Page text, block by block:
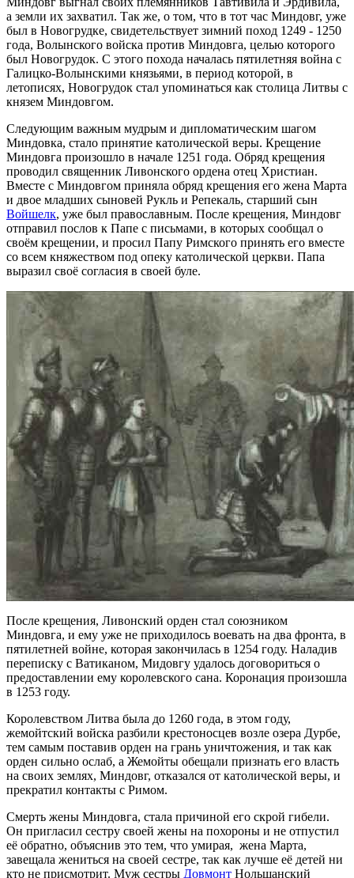
а земли их захватил. Так же, о том, что в тот час Миндовг, уже
был в Новогрудке, свидетельствует зимний поход 1249 - 1250
года, Волынского войска против Миндовга, целью которого
был Новогрудок. С этого похода началась пятилетняя война с
Галицко-Волынскими князьями, в период которой, в
летописях, Новогрудок стал упоминаться как столица Литвы с
князем Миндовгом.
Следующим важным мудрым и дипломатическим шагом
Миндовка, стало принятие католической веры. Крещение
Миндовга произошло в начале 1251 года. Обряд крещения
проводил священник Ливонского ордена отец Христиан.
Вместе с Миндовгом приняла обряд крещения его жена Марта
и двое младших сыновей Рукль и Репекаль, старший сын
Войшелк, уже был православным. После крещения, Миндовг
отправил послов к Папе с письмами, в которых сообщал о
своём крещении, и просил Папу Римского принять его вместе
со всем княжеством под опеку католической церкви. Папа
выразил своё согласия в своей буле.
После крещения, Ливонский орден стал союзником
Миндовга, и ему уже не приходилось воевать на два фронта, в
пятилетней войне, которая закончилась в 1254 году. Наладив
переписку с Ватиканом, Мидовгу удалось договориться о
предоставлении ему королевского сана. Коронация произошла
в 1253 году.
Королевством Литва была до 1260 года, в этом году,
жемойтский войска разбили крестоносцев возле озера Дурбе,
тем самым поставив орден на грань уничтожения, и так как
орден сильно ослаб, а Жемойты обещали признать его власть
на своих землях, Миндовг, отказался от католической веры, и
прекратил контакты с Римом.
Смерть жены Миндовга, стала причиной его скрой гибели.
Он пригласил сестру своей жены на похороны и не отпустил
её обратно, объяснив это тем, что умирая, жена Марта,
завещала жениться на своей сестре, так как лучше её детей ни
кто не присмотрит. Муж сестры Довмонт Нольшанский